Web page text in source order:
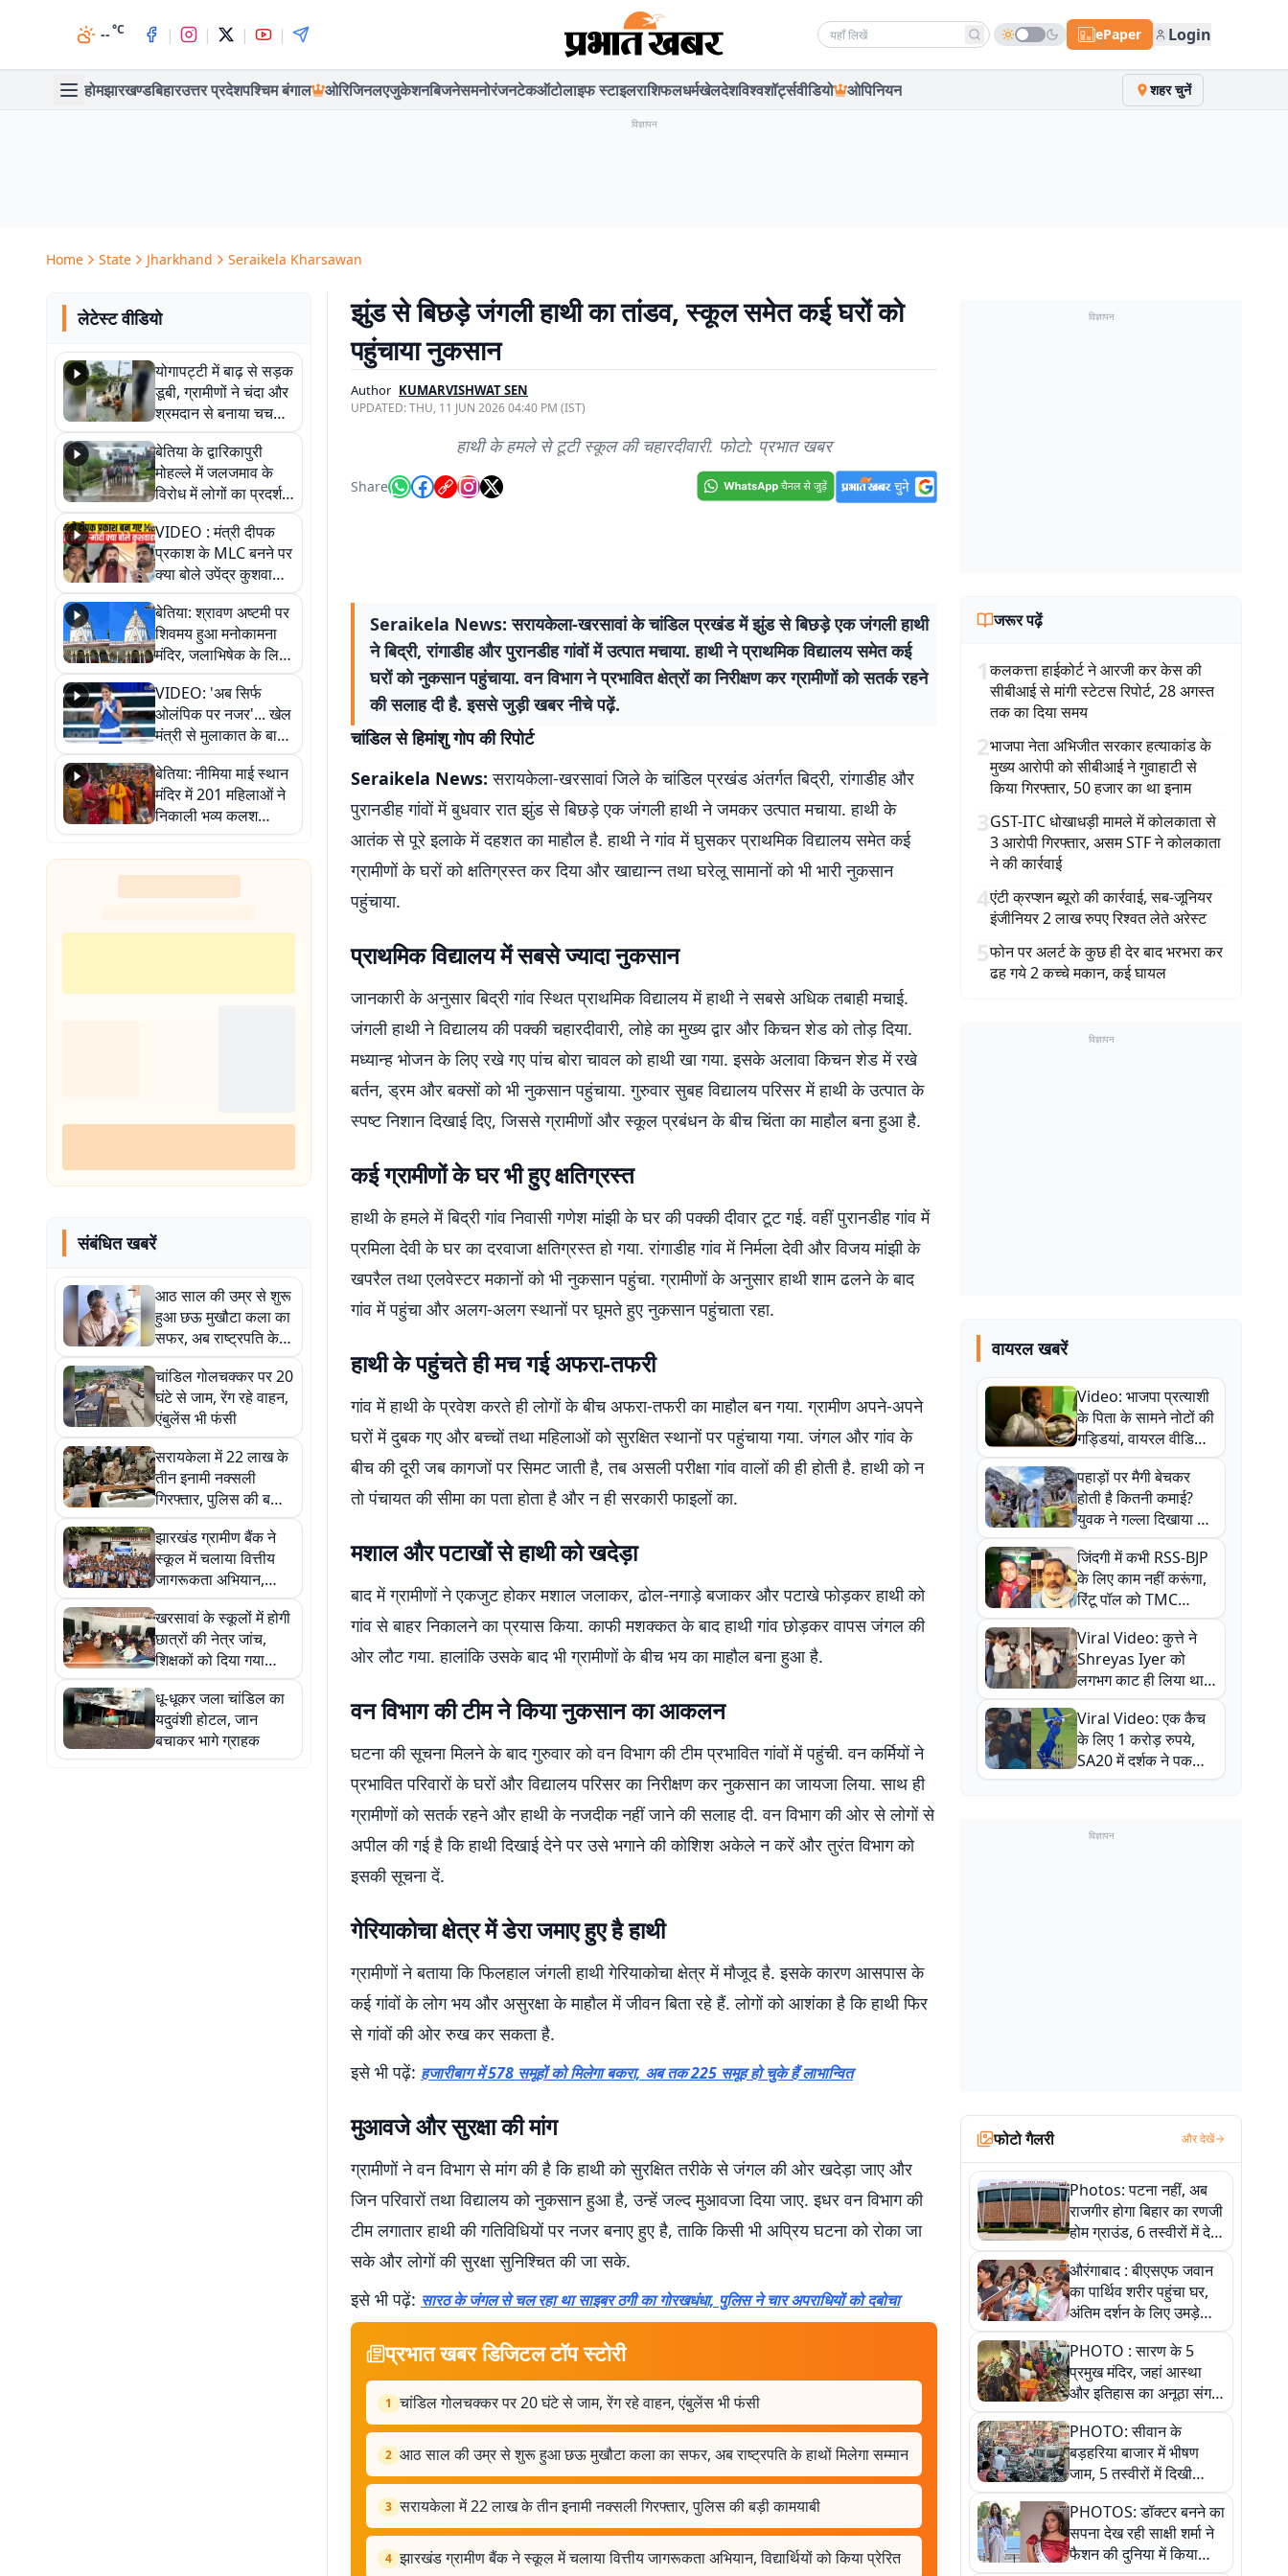
--°C | | | | Search news ePaper Login
होमझारखण्डबिहारउत्तर प्रदेशपश्चिम बंगाल ओरिजिनलएजुकेशनबिजनेसमनोरंजनटेकऑटोलाइफ स्टाइलराशिफलधर्मखेलदेशविश्वशॉर्ट्सवीडियो ओपिनियन शहर चुनें
विज्ञापन
Home State Jharkhand Seraikela Kharsawan
लेटेस्ट वीडियो
योगापट्टी में बाढ़ से सड़क
डूबी, ग्रामीणों ने चंदा और
श्रमदान से बनाया चचरी
पुल
बेतिया के द्वारिकापुरी
मोहल्ले में जलजमाव के
विरोध में लोगों का प्रदर्शन,
स्थायी समाधान की मांग
VIDEO : मंत्री दीपक
प्रकाश के MLC बनने पर
क्या बोले उपेंद्र कुशवाहा,
सुनिए
बेतिया: श्रावण अष्टमी पर
शिवमय हुआ मनोकामना
मंदिर, जलाभिषेक के लिए
लगी लंबी कतारें
VIDEO: 'अब सिर्फ
ओलंपिक पर नजर'... खेल
मंत्री से मुलाकात के बाद
जैसमीन लंबोरिया का बड़ा
बयान
बेतिया: नीमिया माई स्थान
मंदिर में 201 महिलाओं ने
निकाली भव्य कलश
शोभायात्रा, शिवलिंग
प्राण-प्रतिष्ठा महोत्सव
शुरू
संबंधित खबरें
आठ साल की उम्र से शुरू
हुआ छऊ मुखौटा कला का
सफर, अब राष्ट्रपति के
हाथों मिलेगा सम्मान
चांडिल गोलचक्कर पर 20
घंटे से जाम, रेंग रहे वाहन,
एंबुलेंस भी फंसी
सरायकेला में 22 लाख के
तीन इनामी नक्सली
गिरफ्तार, पुलिस की बड़ी
कामयाबी
झारखंड ग्रामीण बैंक ने
स्कूल में चलाया वित्तीय
जागरूकता अभियान,
विद्यार्थियों को किया
प्रेरित
खरसावां के स्कूलों में होगी
छात्रों की नेत्र जांच,
शिक्षकों को दिया गया
विशेष प्रशिक्षण
धू-धूकर जला चांडिल का
यदुवंशी होटल, जान
बचाकर भागे ग्राहक
झुंड से बिछड़े जंगली हाथी का तांडव, स्कूल समेत कई घरों को
पहुंचाया नुकसान
Author KUMARVISHWAT SEN
UPDATED:THU, 11 JUN 2026 04:40 PM (IST)
हाथी के हमले से टूटी स्कूल की चहारदीवारी. फोटो: प्रभात खबर
Share
Seraikela News: सरायकेला-खरसावां के चांडिल प्रखंड में झुंड से बिछड़े एक जंगली हाथी
ने बिद्री, रांगाडीह और पुरानडीह गांवों में उत्पात मचाया. हाथी ने प्राथमिक विद्यालय समेत कई
घरों को नुकसान पहुंचाया. वन विभाग ने प्रभावित क्षेत्रों का निरीक्षण कर ग्रामीणों को सतर्क रहने
की सलाह दी है. इससे जुड़ी खबर नीचे पढ़ें.
चांडिल से हिमांशु गोप की रिपोर्ट
Seraikela News:सरायकेला-खरसावां जिले के चांडिल प्रखंड अंतर्गत बिद्री, रांगाडीह और
पुरानडीह गांवों में बुधवार रात झुंड से बिछड़े एक जंगली हाथी ने जमकर उत्पात मचाया. हाथी के
आतंक से पूरे इलाके में दहशत का माहौल है. हाथी ने गांव में घुसकर प्राथमिक विद्यालय समेत कई
ग्रामीणों के घरों को क्षतिग्रस्त कर दिया और खाद्यान्न तथा घरेलू सामानों को भी भारी नुकसान
पहुंचाया.
प्राथमिक विद्यालय में सबसे ज्यादा नुकसान
जानकारी के अनुसार बिद्री गांव स्थित प्राथमिक विद्यालय में हाथी ने सबसे अधिक तबाही मचाई.
जंगली हाथी ने विद्यालय की पक्की चहारदीवारी, लोहे का मुख्य द्वार और किचन शेड को तोड़ दिया.
मध्यान्ह भोजन के लिए रखे गए पांच बोरा चावल को हाथी खा गया. इसके अलावा किचन शेड में रखे
बर्तन, ड्रम और बक्सों को भी नुकसान पहुंचाया. गुरुवार सुबह विद्यालय परिसर में हाथी के उत्पात के
स्पष्ट निशान दिखाई दिए, जिससे ग्रामीणों और स्कूल प्रबंधन के बीच चिंता का माहौल बना हुआ है.
कई ग्रामीणों के घर भी हुए क्षतिग्रस्त
हाथी के हमले में बिद्री गांव निवासी गणेश मांझी के घर की पक्की दीवार टूट गई. वहीं पुरानडीह गांव में
प्रमिला देवी के घर का दरवाजा क्षतिग्रस्त हो गया. रांगाडीह गांव में निर्मला देवी और विजय मांझी के
खपरैल तथा एलवेस्टर मकानों को भी नुकसान पहुंचा. ग्रामीणों के अनुसार हाथी शाम ढलने के बाद
गांव में पहुंचा और अलग-अलग स्थानों पर घूमते हुए नुकसान पहुंचाता रहा.
हाथी के पहुंचते ही मच गई अफरा-तफरी
गांव में हाथी के प्रवेश करते ही लोगों के बीच अफरा-तफरी का माहौल बन गया. ग्रामीण अपने-अपने
घरों में दुबक गए और बच्चों तथा महिलाओं को सुरक्षित स्थानों पर पहुंचाया गया. जंगल और गांव के
बीच की दूरी जब कागजों पर सिमट जाती है, तब असली परीक्षा गांव वालों की ही होती है. हाथी को न
तो पंचायत की सीमा का पता होता है और न ही सरकारी फाइलों का.
मशाल और पटाखों से हाथी को खदेड़ा
बाद में ग्रामीणों ने एकजुट होकर मशाल जलाकर, ढोल-नगाड़े बजाकर और पटाखे फोड़कर हाथी को
गांव से बाहर निकालने का प्रयास किया. काफी मशक्कत के बाद हाथी गांव छोड़कर वापस जंगल की
ओर लौट गया. हालांकि उसके बाद भी ग्रामीणों के बीच भय का माहौल बना हुआ है.
वन विभाग की टीम ने किया नुकसान का आकलन
घटना की सूचना मिलने के बाद गुरुवार को वन विभाग की टीम प्रभावित गांवों में पहुंची. वन कर्मियों ने
प्रभावित परिवारों के घरों और विद्यालय परिसर का निरीक्षण कर नुकसान का जायजा लिया. साथ ही
ग्रामीणों को सतर्क रहने और हाथी के नजदीक नहीं जाने की सलाह दी. वन विभाग की ओर से लोगों से
अपील की गई है कि हाथी दिखाई देने पर उसे भगाने की कोशिश अकेले न करें और तुरंत विभाग को
इसकी सूचना दें.
गेरियाकोचा क्षेत्र में डेरा जमाए हुए है हाथी
ग्रामीणों ने बताया कि फिलहाल जंगली हाथी गेरियाकोचा क्षेत्र में मौजूद है. इसके कारण आसपास के
कई गांवों के लोग भय और असुरक्षा के माहौल में जीवन बिता रहे हैं. लोगों को आशंका है कि हाथी फिर
से गांवों की ओर रुख कर सकता है.
इसे भी पढ़ें: हजारीबाग में 578 समूहों को मिलेगा बकरा, अब तक 225 समूह हो चुके हैं लाभान्वित
मुआवजे और सुरक्षा की मांग
ग्रामीणों ने वन विभाग से मांग की है कि हाथी को सुरक्षित तरीके से जंगल की ओर खदेड़ा जाए और
जिन परिवारों तथा विद्यालय को नुकसान हुआ है, उन्हें जल्द मुआवजा दिया जाए. इधर वन विभाग की
टीम लगातार हाथी की गतिविधियों पर नजर बनाए हुए है, ताकि किसी भी अप्रिय घटना को रोका जा
सके और लोगों की सुरक्षा सुनिश्चित की जा सके.
इसे भी पढ़ें: सारठ के जंगल से चल रहा था साइबर ठगी का गोरखधंधा, पुलिस ने चार अपराधियों को दबोचा
प्रभात खबर डिजिटल टॉप स्टोरी
1 चांडिल गोलचक्कर पर 20 घंटे से जाम, रेंग रहे वाहन, एंबुलेंस भी फंसी
2 आठ साल की उम्र से शुरू हुआ छऊ मुखौटा कला का सफर, अब राष्ट्रपति के हाथों मिलेगा सम्मान
3 सरायकेला में 22 लाख के तीन इनामी नक्सली गिरफ्तार, पुलिस की बड़ी कामयाबी
4 झारखंड ग्रामीण बैंक ने स्कूल में चलाया वित्तीय जागरूकता अभियान, विद्यार्थियों को किया प्रेरित
विज्ञापन
जरूर पढ़ें
1कलकत्ता हाईकोर्ट ने आरजी कर केस की
सीबीआई से मांगी स्टेटस रिपोर्ट, 28 अगस्त
तक का दिया समय
2भाजपा नेता अभिजीत सरकार हत्याकांड के
मुख्य आरोपी को सीबीआई ने गुवाहाटी से
किया गिरफ्तार, 50 हजार का था इनाम
3GST-ITC धोखाधड़ी मामले में कोलकाता से
3 आरोपी गिरफ्तार, असम STF ने कोलकाता
ने की कार्रवाई
4एंटी क्रप्शन ब्यूरो की कार्रवाई, सब-जूनियर
इंजीनियर 2 लाख रुपए रिश्वत लेते अरेस्ट
5फोन पर अलर्ट के कुछ ही देर बाद भरभरा कर
ढह गये 2 कच्चे मकान, कई घायल
विज्ञापन
वायरल खबरें
Video: भाजपा प्रत्याशी
के पिता के सामने नोटों की
गड्डियां, वायरल वीडियो
से राजनीति में उबाल,
अजित महतो बोले- TMC
की गंदी चाल
पहाड़ों पर मैगी बेचकर
होती है कितनी कमाई?
युवक ने गल्ला दिखाया तो
नौकरी वालों के खड़े हो गए
कान
जिंदगी में कभी RSS-BJP
के लिए काम नहीं करूंगा,
रिंटू पॉल को TMC
ऑफिस में ले जाकर पीटा,
Video वायरल
Viral Video: कुत्ते ने
Shreyas Iyer को
लगभग काट ही लिया था,
न्यूजीलैंड सीरीज से पहले
बाल-बाल बचे
Viral Video: एक कैच
के लिए 1 करोड़ रुपये,
SA20 में दर्शक ने पकड़ा
एक हाथ से गजब का कैच
विज्ञापन
फोटो गैलरी और देखें
Photos: पटना नहीं, अब
राजगीर होगा बिहार का रणजी
होम ग्राउंड, 6 तस्वीरों में देखें
नए स्टेडियम की पूरी कहानी
औरंगाबाद : बीएसएफ जवान
का पार्थिव शरीर पहुंचा घर,
अंतिम दर्शन के लिए उमड़े
लोग
PHOTO : सारण के 5
प्रमुख मंदिर, जहां आस्था
और इतिहास का अनूठा संगम,
तस्वीरों में जानिए
PHOTO: सीवान के
बड़हरिया बाजार में भीषण
जाम, 5 तस्वीरों में दिखी
अव्यवस्था
PHOTOS: डॉक्टर बनने का
सपना देख रही साक्षी शर्मा ने
फैशन की दुनिया में किया